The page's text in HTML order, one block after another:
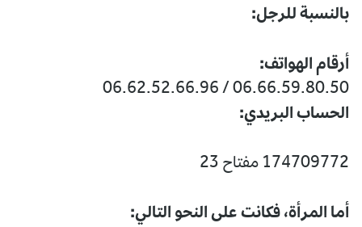
بالنسبة للرجل:
أرقام الهواتف:
06.66.59.80.50 / 06.62.52.66.96
الحساب البريدي:
174709772 مفتاح 23
أما المرأة، فكانت على النحو التالي: